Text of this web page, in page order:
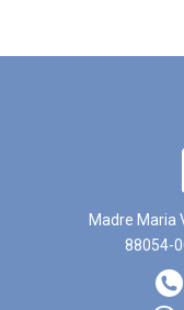
Madre Maria
88054-